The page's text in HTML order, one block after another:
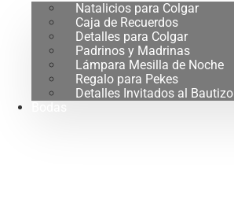
Natalicios para Colgar
Caja de Recuerdos
Detalles para Colgar
Padrinos y Madrinas
Lámpara Mesilla de Noche
Regalo para Pekes
Detalles Invitados al Bautizo